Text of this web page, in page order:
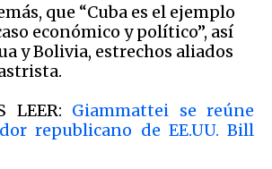
que “Cuba es el ejemplo
económico y político”, así
y Bolivia, estrechos aliados
LEER: Giammattei se reúne
republicano de EE.UU. Bill